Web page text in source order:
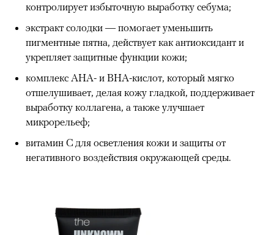
контролирует избыточную выработку себума;
экстракт солодки — помогает уменьшить
пигментные пятна, действует как антиоксидант и
укрепляет защитные функции кожи;
комплекс AHA- и BHA-кислот, который мягко
отшелушивает, делая кожу гладкой, поддерживает
выработку коллагена, а также улучшает
микрорельеф;
витамин С для осветления кожи и защиты от
негативного воздействия окружающей среды.